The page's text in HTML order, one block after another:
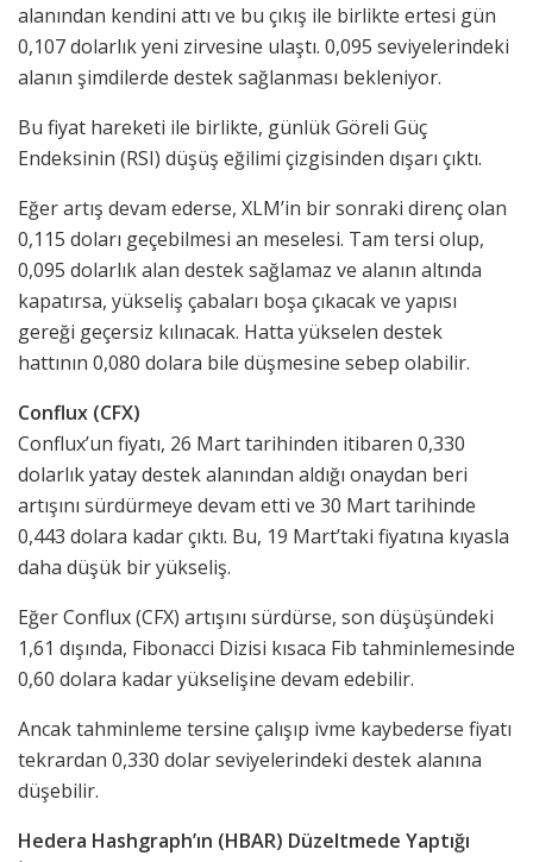
alanından kendini attı ve bu çıkış ile birlikte ertesi gün
0,107 dolarlık yeni zirvesine ulaştı. 0,095 seviyelerindeki
alanın şimdilerde destek sağlanması bekleniyor.
Bu fiyat hareketi ile birlikte, günlük Göreli Güç
Endeksinin (RSI) düşüş eğilimi çizgisinden dışarı çıktı.
Eğer artış devam ederse, XLM’in bir sonraki direnç olan
0,115 doları geçebilmesi an meselesi. Tam tersi olup,
0,095 dolarlık alan destek sağlamaz ve alanın altında
kapatırsa, yükseliş çabaları boşa çıkacak ve yapısı
gereği geçersiz kılınacak. Hatta yükselen destek
hattının 0,080 dolara bile düşmesine sebep olabilir.
Conflux (CFX)
Conflux’un fiyatı, 26 Mart tarihinden itibaren 0,330
dolarlık yatay destek alanından aldığı onaydan beri
artışını sürdürmeye devam etti ve 30 Mart tarihinde
0,443 dolara kadar çıktı. Bu, 19 Mart’taki fiyatına kıyasla
daha düşük bir yükseliş.
Eğer Conflux (CFX) artışını sürdürse, son düşüşündeki
1,61 dışında, Fibonacci Dizisi kısaca Fib tahminlemesinde
0,60 dolara kadar yükselişine devam edebilir.
Ancak tahminleme tersine çalışıp ivme kaybederse fiyatı
tekrardan 0,330 dolar seviyelerindeki destek alanına
düşebilir.
Hedera Hashgraph’ın (HBAR) Düzeltmede Yaptığı